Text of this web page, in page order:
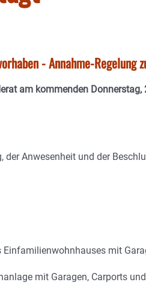
- Annahme-Regelung
am kommenden Donnerstag,
Anwesenheit und der
mit
mit Garagen, Carports